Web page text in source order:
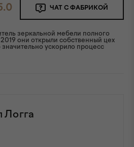
ЧАТ С ФАБРИКОЙ
зеркальной мебели полного
они открыли собственный цех
ускорило процесс
Логга